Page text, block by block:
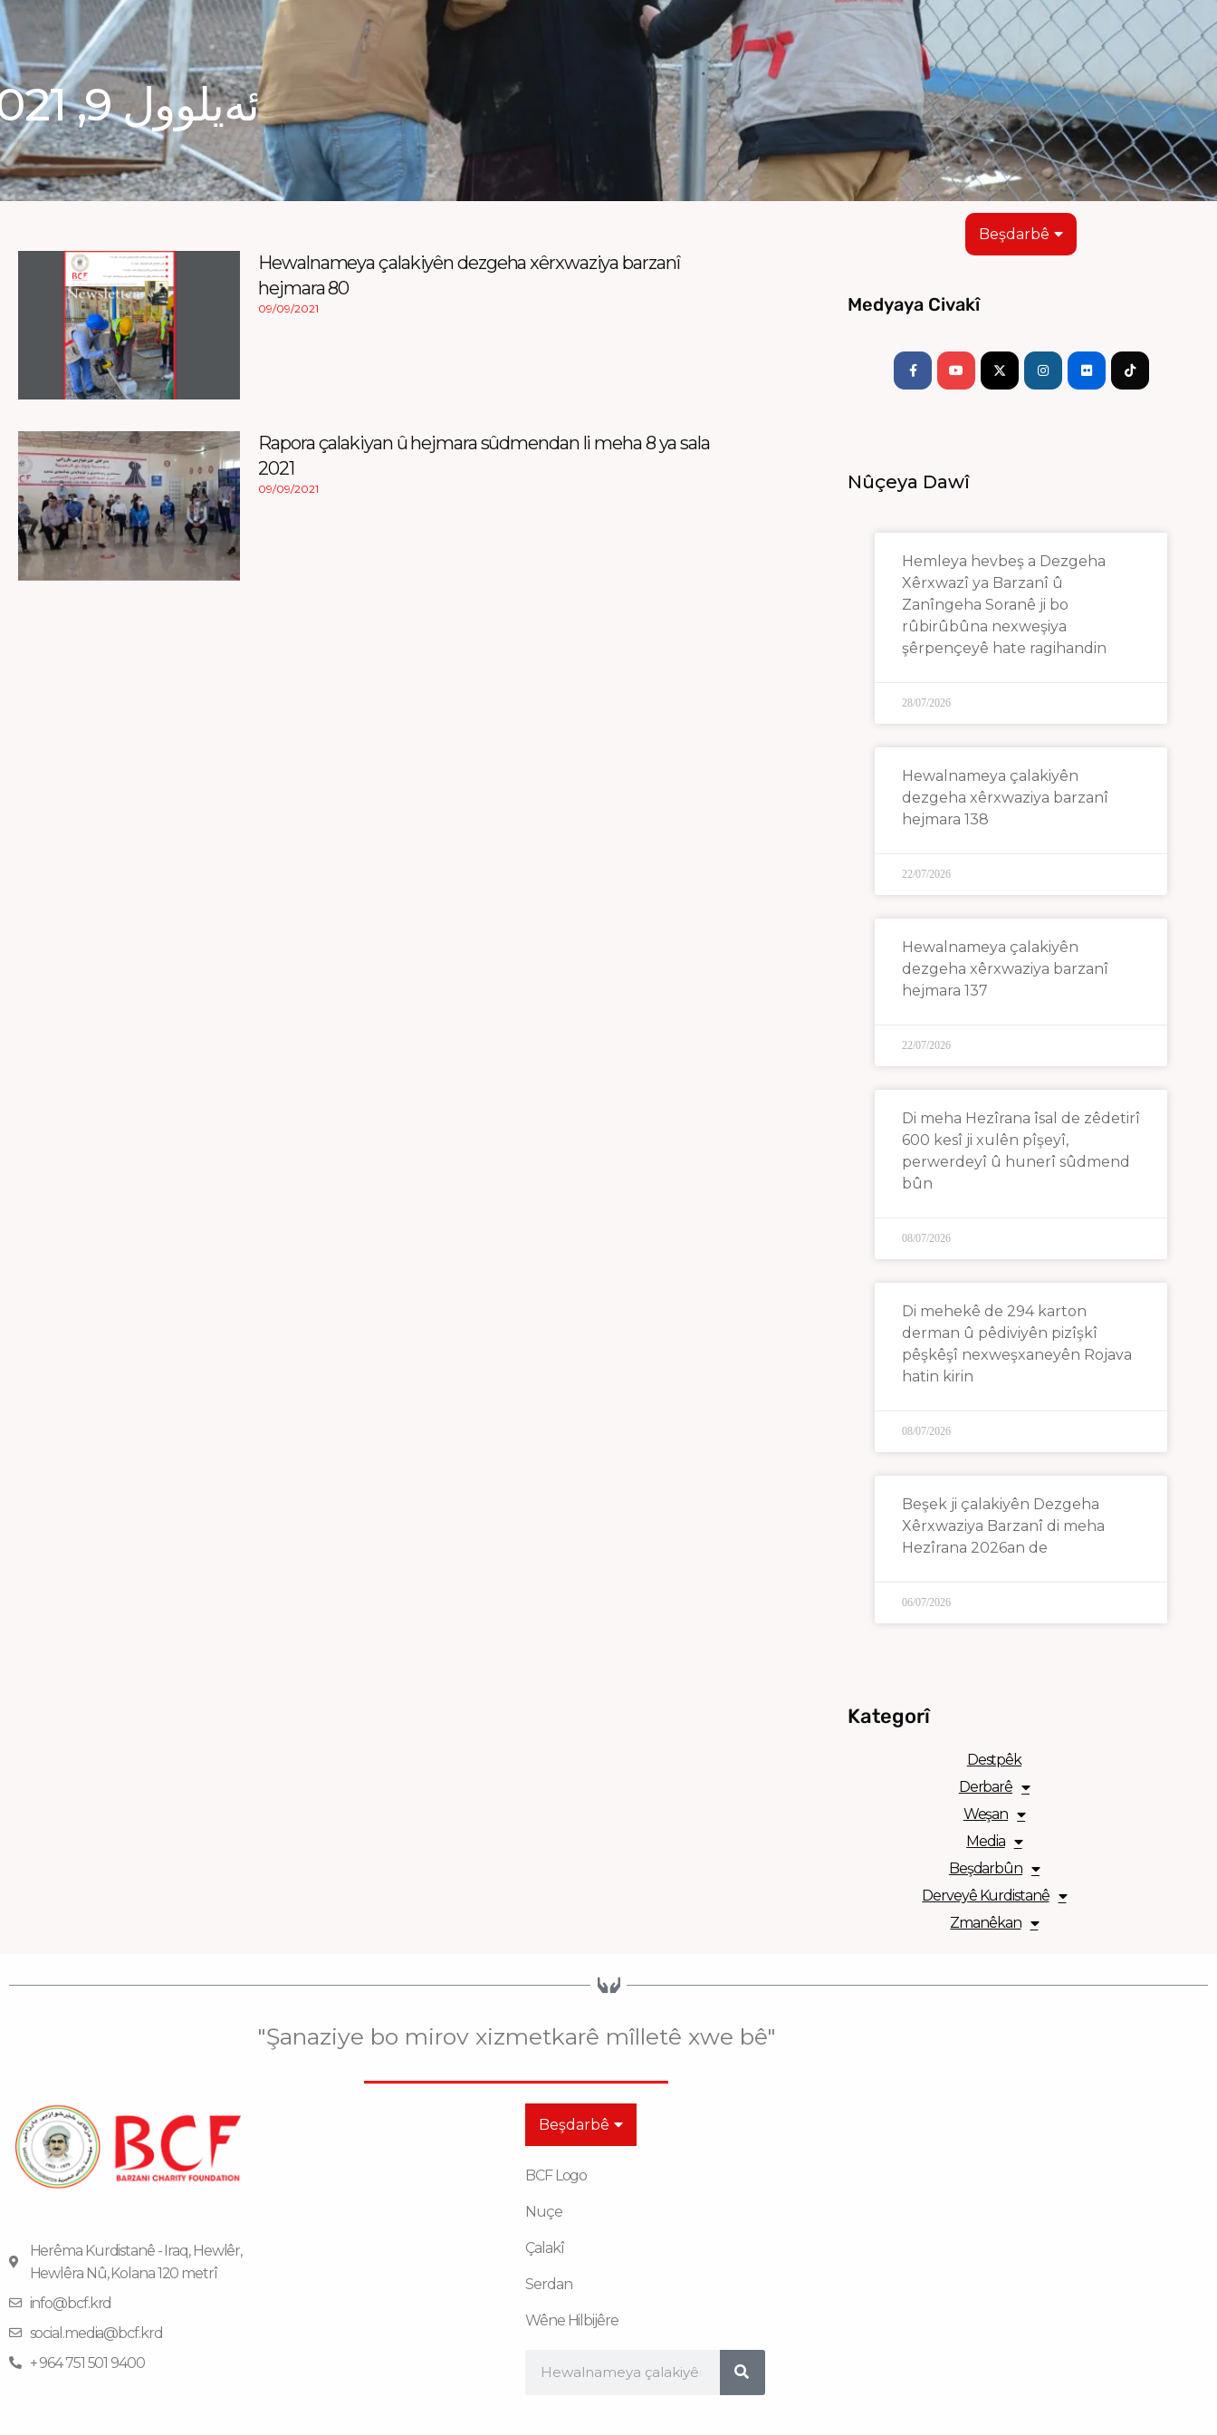
ئەیلوول 9, 2021
Hewalnameya çalakiyên dezgeha xêrxwaziya barzanî
hejmara 80
09/09/2021
Rapora çalakiyan û hejmara sûdmendan li meha 8 ya sala
2021
09/09/2021
Beşdarbê
Medyaya Civakî
f
Nûçeya Dawî
Hemleya hevbeş a Dezgeha
Xêrxwazî ya Barzanî û
Zanîngeha Soranê ji bo
rûbirûbûna nexweşiya
şêrpençeyê hate ragihandin
28/07/2026
Hewalnameya çalakiyên
dezgeha xêrxwaziya barzanî
hejmara 138
22/07/2026
Hewalnameya çalakiyên
dezgeha xêrxwaziya barzanî
hejmara 137
22/07/2026
Di meha Hezîrana îsal de zêdetirî
600 kesî ji xulên pîşeyî,
perwerdeyî û hunerî sûdmend
bûn
08/07/2026
Di mehekê de 294 karton
derman û pêdiviyên pizîşkî
pêşkêşî nexweşxaneyên Rojava
hatin kirin
08/07/2026
Beşek ji çalakiyên Dezgeha
Xêrxwaziya Barzanî di meha
Hezîrana 2026an de
06/07/2026
Kategorî
Destpêk
Derbarê
Weşan
Media
Beşdarbûn
Derveyê Kurdistanê
Zmanêkan
"Şanaziye bo mirov xizmetkarê mîlletê xwe bê"
Herêma Kurdistanê - Iraq, Hewlêr,
Hewlêra Nû, Kolana 120 metrî
info@bcf.krd
social.media@bcf.krd
+ 964 751 501 9400
Beşdarbê
BCF Logo
Nuçe
Çalakî
Serdan
Wêne Hilbijêre